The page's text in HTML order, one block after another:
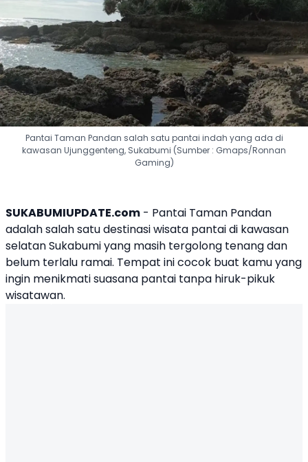
Pantai Taman Pandan salah satu pantai indah yang ada di
kawasan Ujunggenteng, Sukabumi (Sumber : Gmaps/Ronnan
Gaming)
SUKABUMIUPDATE.com - Pantai Taman Pandan
adalah salah satu destinasi wisata pantai di kawasan
selatan Sukabumi yang masih tergolong tenang dan
belum terlalu ramai. Tempat ini cocok buat kamu yang
ingin menikmati suasana pantai tanpa hiruk-pikuk
wisatawan.